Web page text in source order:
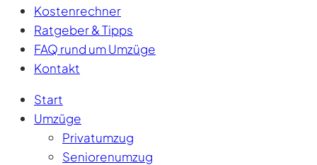
Kostenrechner
Ratgeber & Tipps
FAQ rund um Umzüge
Kontakt
Start
Umzüge
Privatumzug
Seniorenumzug